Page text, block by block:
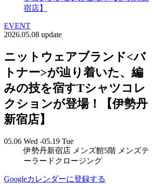
宿店】
EVENT
2026.05.08 update
ニットウェアブランド<バ
トナー>が辿り着いた、編
みの技を宿すTシャツコレ
クションが登場！【伊勢丹
新宿店】
05.06 Wed -05.19 Tue
伊勢丹新宿店 メンズ館5階 メンズテ
ーラードクロージング
Googleカレンダーに登録する